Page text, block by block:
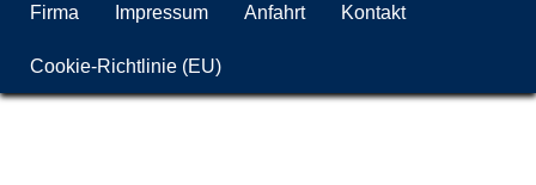
Firma Impressum Anfahrt Kontakt
Cookie-Richtlinie (EU)